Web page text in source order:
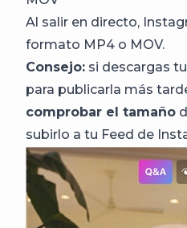
Al salir en directo,
formato MP4 o MOV.
Consejo: si descargas
para publicarla más
comprobar el tamaño
subirlo a tu Feed de